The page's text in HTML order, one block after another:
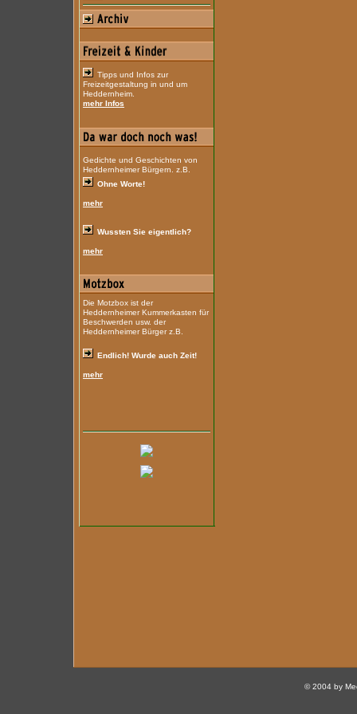
Tipps und Infos zur
Freizeitgestaltung in und um
Heddernheim.
mehr Infos
Gedichte und Geschichten von
Heddernheimer Bürgern. z.B.
Ohne Worte!
mehr
Wussten Sie eigentlich?
mehr
Die Motzbox ist der
Heddernheimer Kummerkasten für
Beschwerden usw. der
Heddernheimer Bürger z.B.
Endlich! Wurde auch Zeit!
mehr
© 2004 by